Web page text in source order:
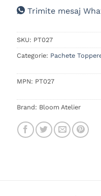
Trimite mesaj
SKU: PT027
Categorie: Pachete
MPN: PT027
Brand: Bloom Atelier